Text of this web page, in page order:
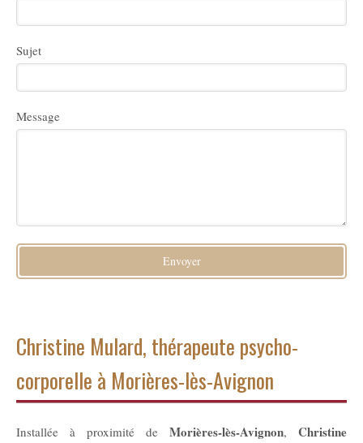
Sujet
Message
Envoyer
Christine Mulard, thérapeute psycho-
corporelle à Morières-lès-Avignon
Installée à proximité de Morières-lès-Avignon, Christine